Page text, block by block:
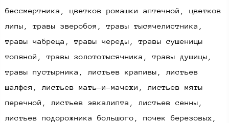
бессмертника, цветков ромашки аптечной, цветков
липы, травы зверобоя, травы тысячелистника,
травы чабреца, травы череды, травы сушеницы
топяной, травы золототысячника, травы душицы,
травы пустырника, листьев крапивы, листьев
шалфея, листьев мать-и-мачехи, листьев мяты
перечной, листьев эвкалипта, листьев сенны,
листьев подорожника большого, почек березовых,